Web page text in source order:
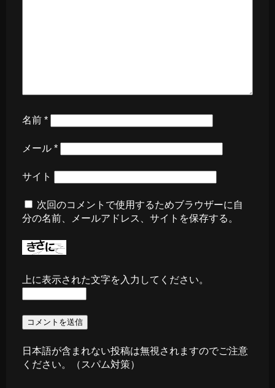
名前 *
メール *
サイト
次回のコメントで使用するためブラウザーに自
分の名前、メールアドレス、サイトを保存する。
上に表示された文字を入力してください。
日本語が含まれない投稿は無視されますのでご注意
ください。（スパム対策）